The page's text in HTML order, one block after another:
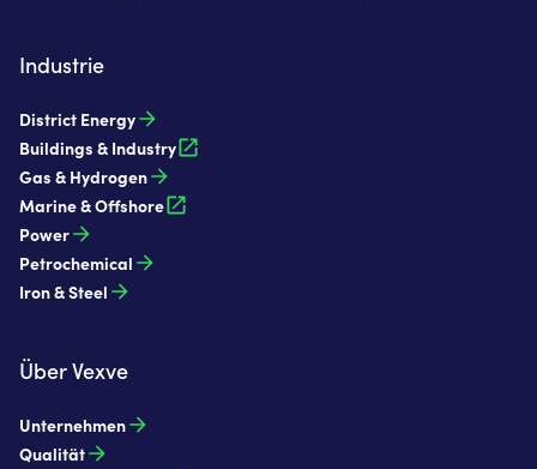
Industrie
District Energy
Buildings & Industry
Gas & Hydrogen
Marine & Offshore
Power
Petrochemical
Iron & Steel
Über Vexve
Unternehmen
Qualität